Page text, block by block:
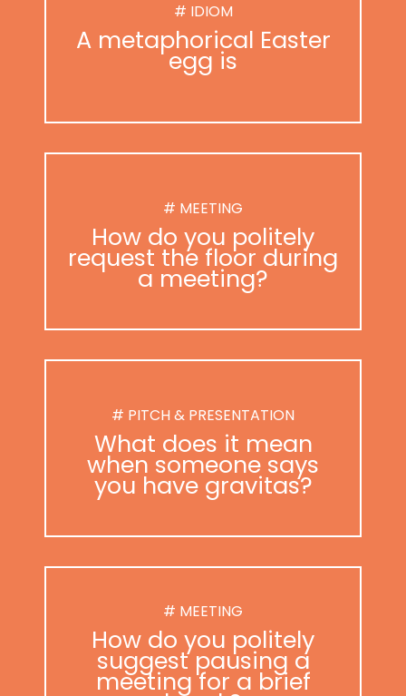
# IDIOM
A metaphorical Easter
egg is
# MEETING
How do you politely
request the floor during
a meeting?
# PITCH & PRESENTATION
What does it mean
when someone says
you have gravitas?
# MEETING
How do you politely
suggest pausing a
meeting for a brief